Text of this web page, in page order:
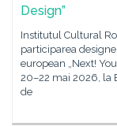
Design”
Institutul Cultural
participarea
european „Next!
20–22 mai 2026, la
de